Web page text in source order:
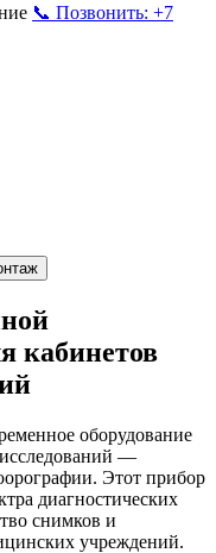
📞 Позвонить: +7
кабинетов
оборудование
—
Этот прибор
диагностических
снимков и
учреждений.